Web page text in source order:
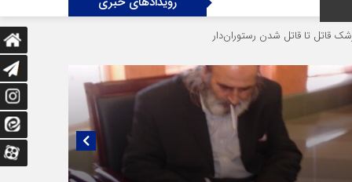
شدن رستوران‌‌دار دختر ۱۶ ساله در تصادف آزادراه قزوین-کرج به کام مرگ رفت